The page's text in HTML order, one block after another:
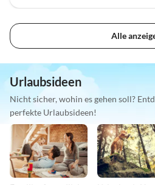
Alle
Urlaubsideen
Nicht sicher, wohin es gehen soll?
perfekte Urlaubsideen!